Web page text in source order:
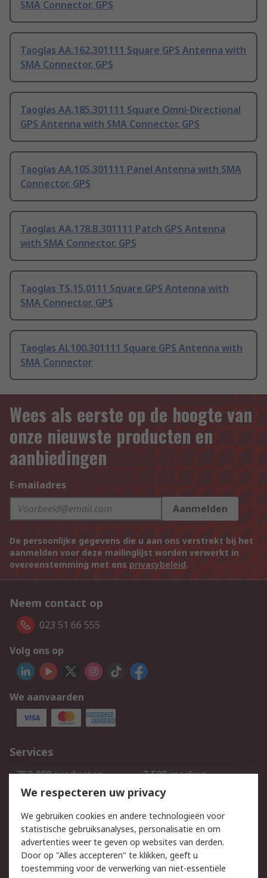
SMA Connector, GPS
Taoglas AA.162.301111 Square GPS Antenna with
SMA Connector, GPS
Taoglas AA.185.301111 Square Omni-Directional
GPS Antenna with SMA Connector, GPS
Taoglas AA.105.301111 Panel Antenna with SMA
Connector, GPS
Taoglas AA.178.B.301111 Patch GPS Antenna
with SMA Connector, GPS
Taoglas TS.15.0111 Square GPS Antenna with
SMA Connector, GPS
Taoglas AL100.301111 Square GPS Antenna with
SMA Connector
Wees als eerste op de hoogte van
onze nieuwste producten en
aanbiedingen
E-mailadres
Aanmelden
De persoonlijke gegevens die u aan ons verstrekt bij het
aanmelden voor deze mailinglijst worden verwerkt in
overeenstemming met ons privacybeleid.
Neem contact op
023 51 66 555
Volg ons op
We aanvaarden
Services
750.000 producten
2.500 merken
Bestellen
Inkoopoplossingen
Track & Trace
Wettelijk
We respecteren uw privacy
We gebruiken cookies en andere technologieën voor
statistische gebruiksanalyses, personalisatie en om
advertenties weer te geven op websites van derden.
Door op "Alles accepteren" te klikken, geeft u
toestemming voor de verwerking van niet-essentiële